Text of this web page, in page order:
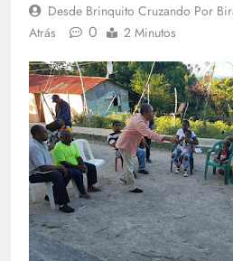
Desde Brinquito Cruzando Por
Atrás
0 2 Minutos